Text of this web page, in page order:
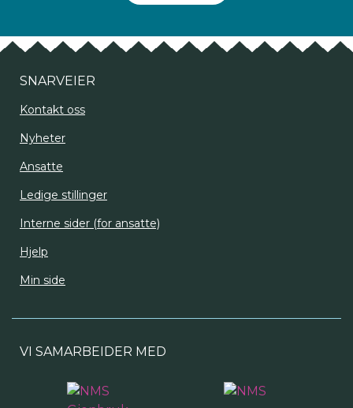
SNARVEIER
Kontakt oss
Nyheter
Ansatte
Ledige stillinger
Interne sider (for ansatte)
Hjelp
Min side
VI SAMARBEIDER MED